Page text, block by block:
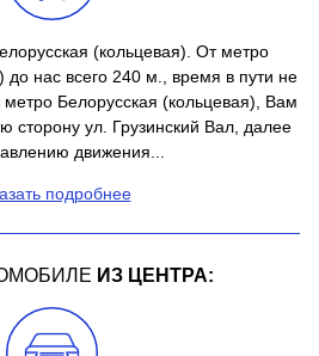
(кольцевая). От метро
до нас всего 240 м., время в пути не
Белорусская (кольцевая), Вам
сторону ул. Грузинский Вал, далее
движения...
подробнее
ИЗ ЦЕНТРА: